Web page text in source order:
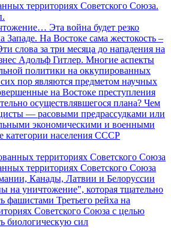
территориях Советского Союза.
Эта война будет резко
Западе. На Востоке сама жестокость –
слова за три месяца до нападения на
Адольф Гитлер. Многие аспекты
политики на оккупированных
пор являются предметом научных
на Востоке преступления
осуществлявшегося плана? Чем
— расовыми предрассудками или
экономическими и военными
категории населения СССР
территориях Советского Союза
Канады, Латвии и Белоруссии
на уничтожение", которая тщательно
фашистами Третьего рейха на
Советского Союза с целью
биологическую сил